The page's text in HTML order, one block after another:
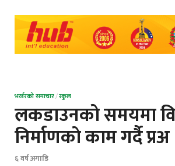
भर्खरको समाचार/स्कुल
लकडाउनकाे समयमा
निर्माणकाे काम गर्दै प्रअ
६ वर्ष अगाडि